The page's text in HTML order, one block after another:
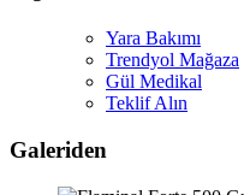
Yara Bakımı
Trendyol Mağaza
Gül Medikal
Teklif Alın
Galeriden